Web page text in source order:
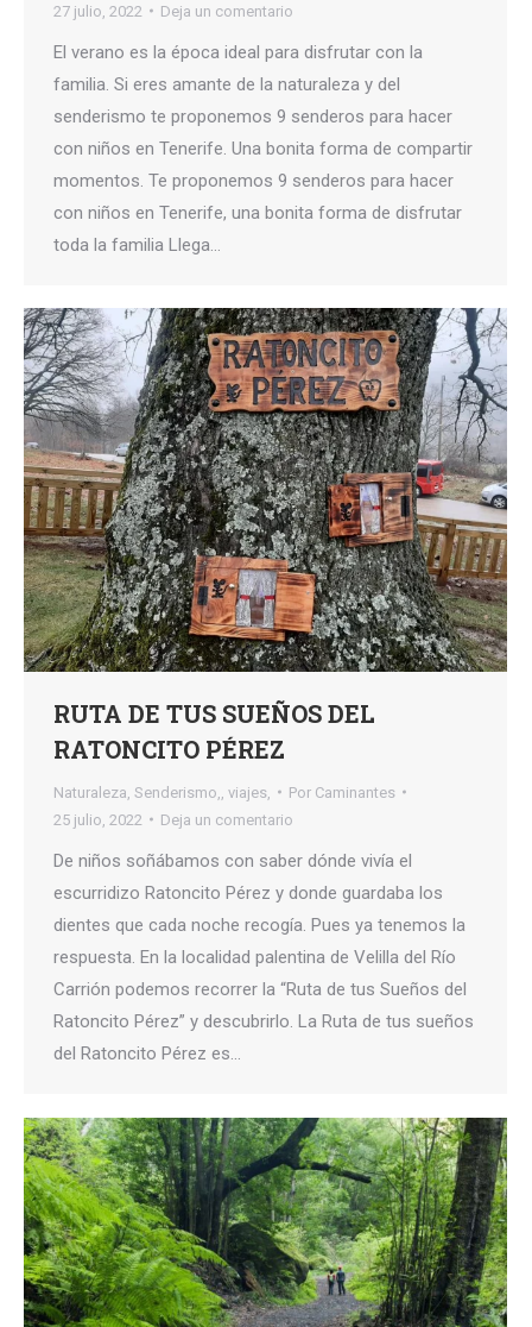
27 julio, 2022
Deja un comentario
El verano es la época ideal para disfrutar con la
familia. Si eres amante de la naturaleza y del
senderismo te proponemos 9 senderos para hacer
con niños en Tenerife. Una bonita forma de compartir
momentos. Te proponemos 9 senderos para hacer
con niños en Tenerife, una bonita forma de disfrutar
toda la familia Llega…
RUTA DE TUS SUEÑOS DEL
RATONCITO PÉREZ
Naturaleza Senderismo, viajes, Por Caminantes
25 julio, 2022
Deja un comentario
De niños soñábamos con saber dónde vivía el
escurridizo Ratoncito Pérez y donde guardaba los
dientes que cada noche recogía. Pues ya tenemos la
respuesta. En la localidad palentina de Velilla del Río
Carrión podemos recorrer la “Ruta de tus Sueños del
Ratoncito Pérez” y descubrirlo. La Ruta de tus sueños
del Ratoncito Pérez es…